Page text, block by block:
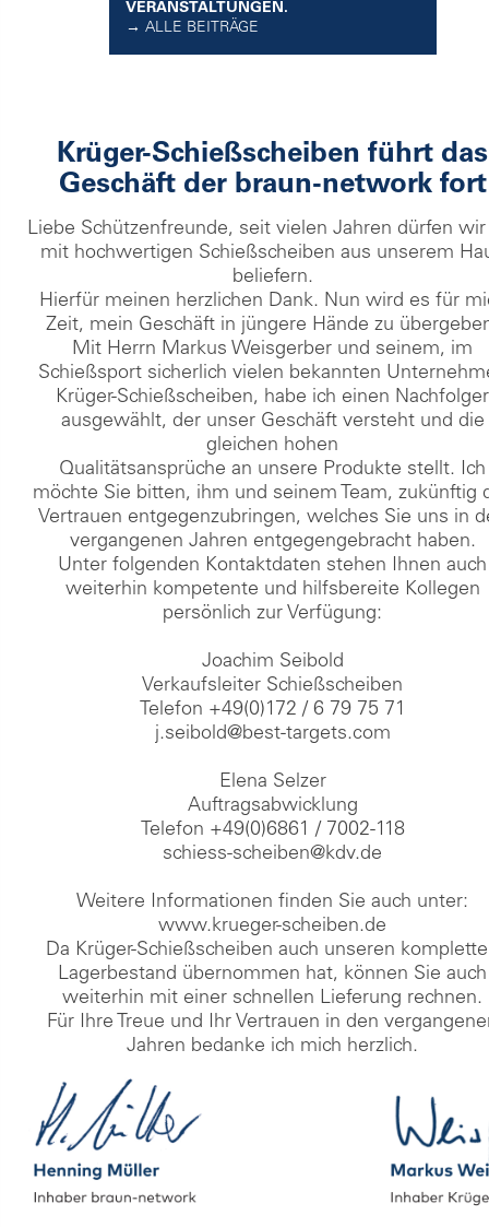
VERANSTALTUNGEN.
→ ALLE BEITRÄGE
Krüger-Schießscheiben führt das
Geschäft der braun-network fort
Liebe Schützenfreunde, seit vielen Jahren dürfen wir
mit hochwertigen Schießscheiben aus unserem
beliefern.
Hierfür meinen herzlichen Dank. Nun wird es für
Zeit, mein Geschäft in jüngere Hände zu
Mit Herrn Markus Weisgerber und seinem, im
Schießsport sicherlich vielen bekannten
Krüger-Schießscheiben, habe ich einen Nachfolger
ausgewählt, der unser Geschäft versteht und die
gleichen hohen
Qualitätsansprüche an unsere Produkte stellt. Ich
möchte Sie bitten, ihm und seinem Team, zukünftig
Vertrauen entgegenzubringen, welches Sie uns in
vergangenen Jahren entgegengebracht haben.
Unter folgenden Kontaktdaten stehen Ihnen auch
weiterhin kompetente und hilfsbereite Kollegen
persönlich zur Verfügung:
Joachim Seibold
Verkaufsleiter Schießscheiben
Telefon +49(0)172 / 6 79 75 71
j.seibold@best-targets.com
Elena Selzer
Auftragsabwicklung
Telefon +49(0)6861 / 7002-118
schiess-scheiben@kdv.de
Weitere Informationen finden Sie auch unter:
www.krueger-scheiben.de
Da Krüger-Schießscheiben auch unseren
Lagerbestand übernommen hat, können Sie auch
weiterhin mit einer schnellen Lieferung rechnen.
Für Ihre Treue und Ihr Vertrauen in den
Jahren bedanke ich mich herzlich.